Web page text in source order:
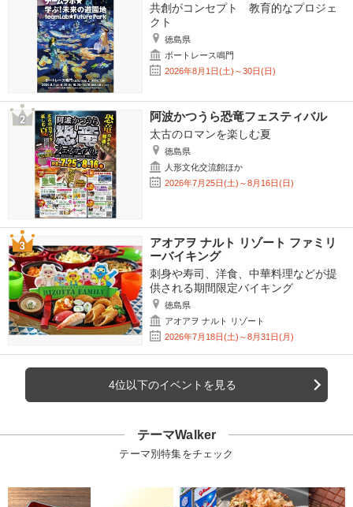
共創がコンセプト 教育的なプロジェ
クト
徳島県
ボートレース鳴門
2026年8月1日(土)～30日(日)
阿波かつうら恐竜フェスティバル
太古のロマンを楽しむ夏
徳島県
人形文化交流館ほか
2026年7月25日(土)～8月16日(日)
アオアヲ ナルト リゾート ファミリ
ーバイキング
刺身や寿司、洋食、中華料理などが提
供される期間限定バイキング
徳島県
アオアヲ ナルト リゾート
2026年7月18日(土)～8月31日(月)
4位以下のイベントを見る
テーマWalker
テーマ別特集をチェック